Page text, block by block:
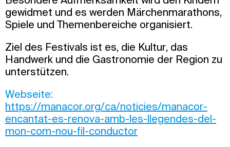
gewidmet und es werden Märchenmarathons,
Spiele und Themenbereiche organisiert.
Ziel des Festivals ist es, die Kultur, das
Handwerk und die Gastronomie der Region zu
unterstützen.
Webseite:
https://manacor.org/ca/noticies/manacor-
encantat-es-renova-amb-les-llegendes-del-
mon-com-nou-fil-conductor